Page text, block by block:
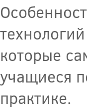
которые
учащиеся
практике.